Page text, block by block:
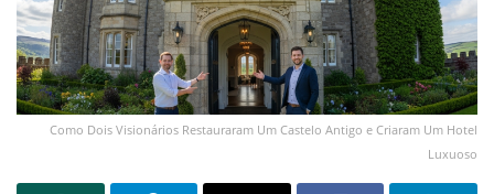
Como Dois Visionários Restauraram Um Castelo Antigo e Criaram Um Hotel
Luxuoso